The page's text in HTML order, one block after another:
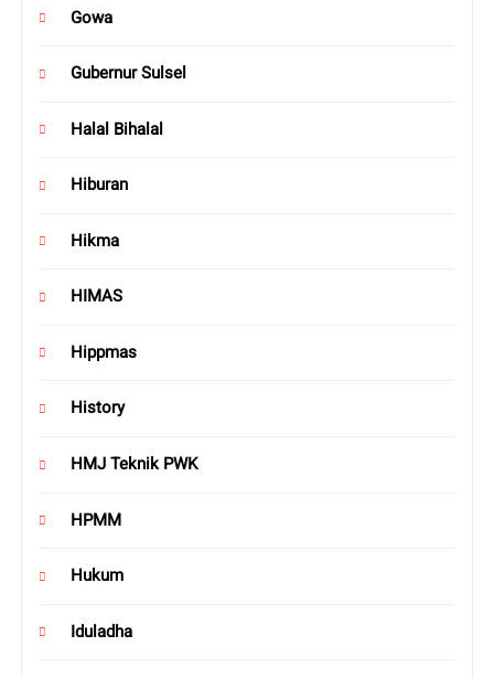
Gowa
Gubernur Sulsel
Halal Bihalal
Hiburan
Hikma
HIMAS
Hippmas
History
HMJ Teknik PWK
HPMM
Hukum
Iduladha